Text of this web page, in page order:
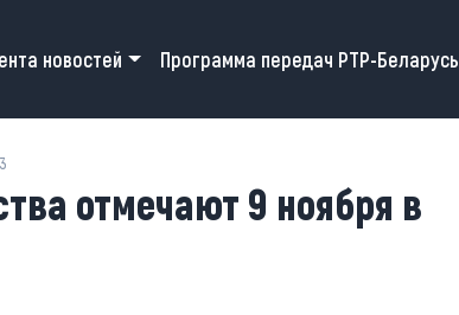
navigation
новостей Программа передач РТР-Беларусь
отмечают 9 ноября в